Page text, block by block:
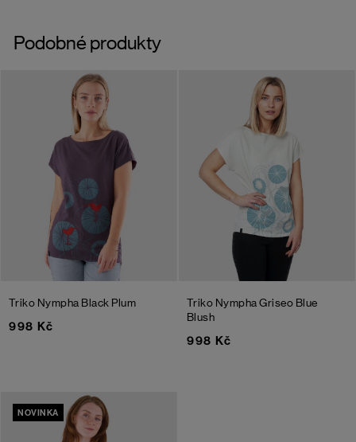
Podobné produkty
Triko Nympha Black Plum
998 Kč
Triko Nympha Griseo Blue
Blush
998 Kč
NOVINKA